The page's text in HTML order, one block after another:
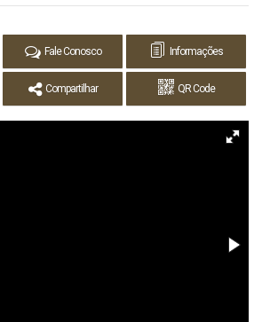
Fale Conosco Informações
Compartilhar QR Code